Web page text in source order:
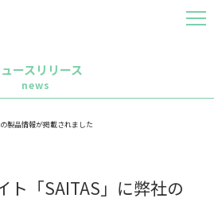
MEN
ースリリース
news
製品情報が掲載されました
ト「SAITAS」に弊社の